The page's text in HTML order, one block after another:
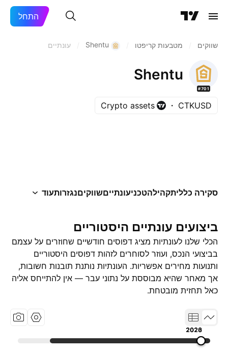
התחל
שווקים מטבעות קריפטו Shentu עונתיים
#701
Shentu
CTKUSD
Crypto assets
סקירה כלליתקהילהטכניעונתייםשווקיםנגזרותעוד
ביצועים עונתיים היסטוריים
הכלי שלנו לעונתיות מציג דפוסים חודשיים שחוזרים על עצמם
בביצועי הנכס, ועוזר לסוחרים לזהות דפוסים היסטוריים
ותנועות מחירים אפשריות. העונתיות נותנת תובנות חשובות,
אך מאחר שהיא מבוססת על נתוני עבר — אין להתייחס אליה
כאל תחזית מובטחת.
2020
2023
2026